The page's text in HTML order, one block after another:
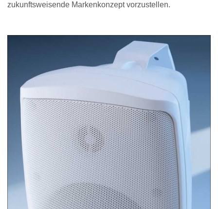
zukunftsweisende Markenkonzept vorzustellen.